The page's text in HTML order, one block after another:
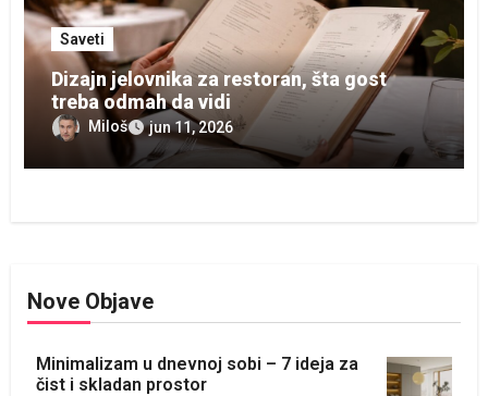
Saveti
Dizajn jelovnika za restoran, šta gost
treba odmah da vidi
Miloš jun 11, 2026
Nove Objave
Minimalizam u dnevnoj sobi – 7 ideja za
čist i skladan prostor